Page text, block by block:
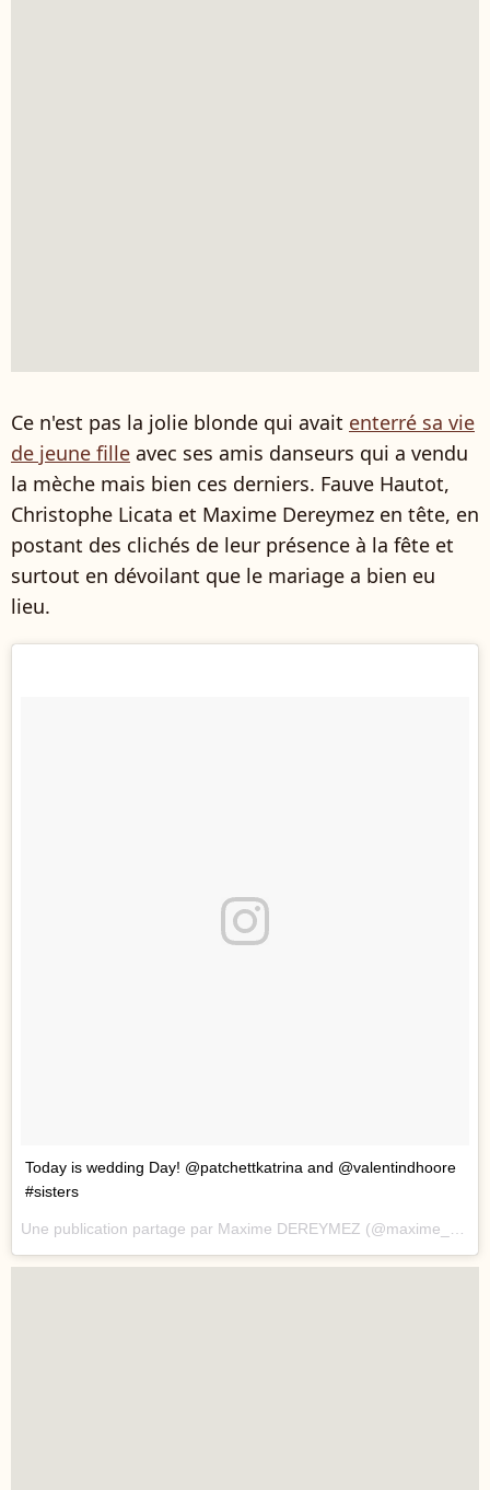
Ce n'est pas la jolie blonde qui avait enterré sa vie
de jeune fille avec ses amis danseurs qui a vendu
la mèche mais bien ces derniers. Fauve Hautot,
Christophe Licata et Maxime Dereymez en tête, en
postant des clichés de leur présence à la fête et
surtout en dévoilant que le mariage a bien eu
lieu.
Today is wedding Day! @patchettkatrina and @valentindhoore
#sisters